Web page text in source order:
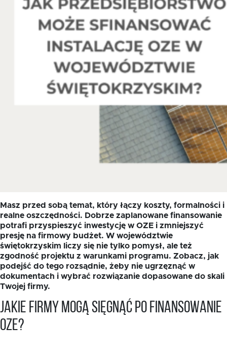
Oferta dla MSP
Oferta dla NGO/PES
Fundusz FKIS
Kontakt
EN
Masz przed sobą temat, który łączy koszty, formalności i
realne oszczędności. Dobrze zaplanowane finansowanie
potrafi przyspieszyć inwestycję w OZE i zmniejszyć
presję na firmowy budżet. W województwie
świętokrzyskim liczy się nie tylko pomysł, ale też
zgodność projektu z warunkami programu. Zobacz, jak
podejść do tego rozsądnie, żeby nie ugrzęznąć w
dokumentach i wybrać rozwiązanie dopasowane do skali
Twojej firmy.
Jakie firmy mogą sięgnąć po finansowanie
OZE?